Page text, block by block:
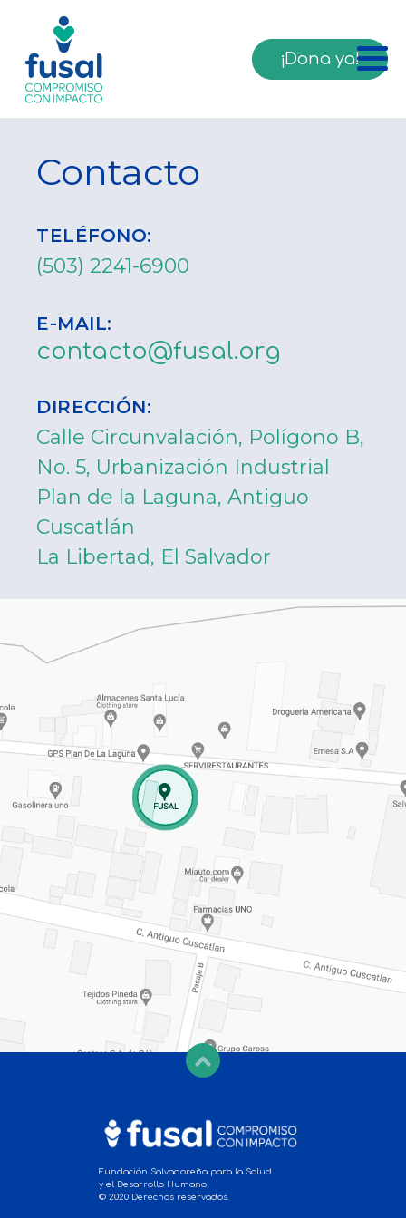
¡Dona ya!
Contacto
TELÉFONO:
(503) 2241-6900
E-MAIL:
contacto@fusal.org
DIRECCIÓN:
Calle Circunvalación, Polígono B,
No. 5, Urbanización Industrial
Plan de la Laguna, Antiguo
Cuscatlán
La Libertad, El Salvador
Fundación Salvadoreña para la Salud
y el Desarrollo Humano.
© 2020 Derechos reservados.